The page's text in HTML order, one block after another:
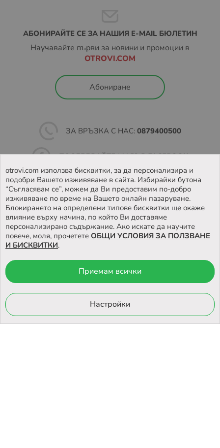
АБОНИРАЙТЕ СЕ ЗА НАШИЯ E-MAIL БЮЛЕТИН
Научавайте първи за новини и промоции в
OTROVI.COM
Абониране
ЗА ВРЪЗКА С НАС: 0879400500
ПОСЛЕДВАЙТЕ НИ ВЪВFACEBOOK
НАМЕРЕТЕ НАШИЯТ МАГАЗИН
© 2026 Otrovi.com. Всички права запазени ™ |Карта на сайта
Онлайн магазин
otrovi.com използва бисквитки, за да персонализира и
подобри Вашето изживяване в сайта. Избирайки бутона
“Съгласявам се”, можем да Ви предоставим по-добро
изживяване по време на Вашето онлайн пазаруване.
Блокирането на определени типове бисквитки ще окаже
влияние върху начина, по който Ви доставяме
персонализирано съдържание. Ако искате да научите
повече, моля, прочетете ОБЩИ УСЛОВИЯ ЗА ПОЛЗВАНЕ
И БИСКВИТКИ.
Приемам всички
Настройки